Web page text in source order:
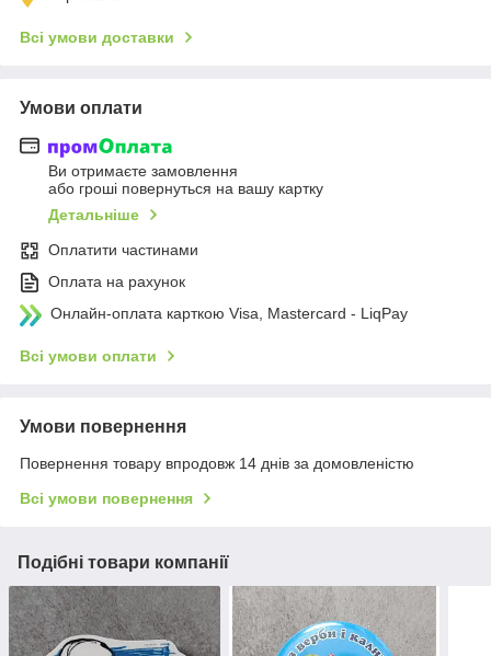
Всі умови доставки
Умови оплати
Ви отримаєте замовлення
або гроші повернуться на вашу картку
Детальніше
Оплатити частинами
Оплата на рахунок
Онлайн-оплата карткою Visa, Mastercard - LiqPay
Всі умови оплати
Умови повернення
Повернення товару впродовж 14 днів за домовленістю
Всі умови повернення
Подібні товари компанії